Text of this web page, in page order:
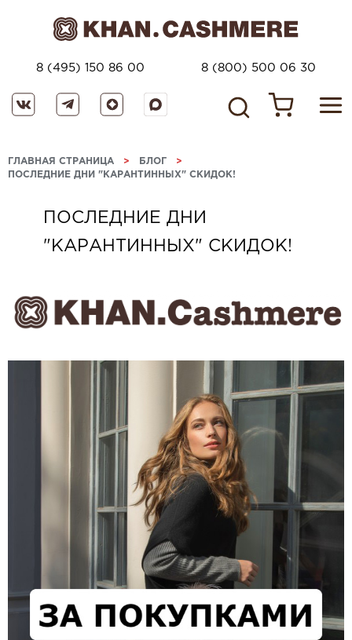
8 (495) 150 86 00 8 (800) 500 06 30
ГЛАВНАЯ СТРАНИЦА > БЛОГ >
ПОСЛЕДНИЕ ДНИ "КАРАНТИННЫХ" СКИДОК!
ПОСЛЕДНИЕ ДНИ
"КАРАНТИННЫХ" СКИДОК!